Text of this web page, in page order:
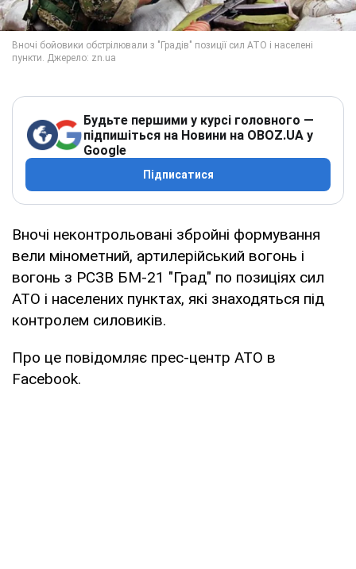
Будьте першими у курсі головного —
підпишіться на Новини на OBOZ.UA у
Google
Підписатися
Вночі неконтрольовані збройні формування
вели мінометний, артилерійський вогонь і
вогонь з РСЗВ БМ-21 "Град" по позиціях сил
АТО і населених пунктах, які знаходяться під
контролем силовиків.
Про це повідомляє прес-центр АТО в
Facebook.